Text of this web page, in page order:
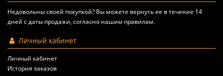
Недовольны своей покупкой? Вы можете вернуть ее в течение 14
дней с даты продажи, согласно нашим правилам.
Личный кабинет
Личный кабинет
История заказов